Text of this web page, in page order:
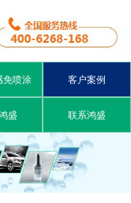
免喷涂 客户案例
盛 联系鸿盛